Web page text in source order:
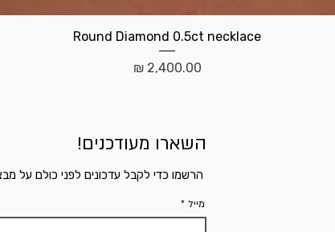
תצוגה מהירה
Round Diamond 0.5ct necklace
מחיר
השארו מעודכנים!
הרשמו כדי לקבל עדכונים לפני כולם על
מייל